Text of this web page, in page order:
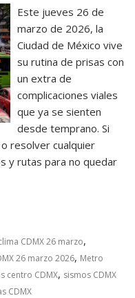
Este jueves 26 de
marzo de 2026, la
Ciudad de México vive
su rutina de prisas con
un extra de
complicaciones viales
que ya se sienten
desde temprano. Si
resolver cualquier
y rutas para no quedar
CDMX 26 marzo,
26 marzo 2026, Metro
centro CDMX, sismos CDMX
CDMX